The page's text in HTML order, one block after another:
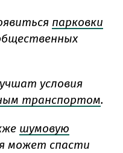
парковки
условия
транспортом.
шумовую
может спасти